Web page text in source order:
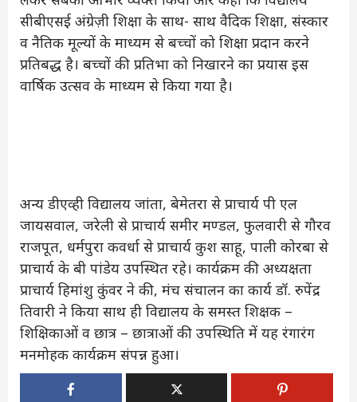
सीबीएसई अंग्रेज़ी शिक्षा के साथ- साथ वैदिक शिक्षा, संस्कार
व नैतिक मूल्यों के माध्यम से बच्चों को शिक्षा प्रदान करने
प्रतिबद्ध है। बच्चों की प्रतिभा को निखारने का प्रयास इस
वार्षिक उत्सव के माध्यम से किया गया है।
अन्य डीएव्ही विद्यालय जांता, बेमेतरा से प्राचार्य पी एल
जायसवाल, जरेली से प्राचार्य समीर मण्डल, फुलवारी से गौरव
राजपूत, धर्मपुरा कवर्धा से प्राचार्य कुश साहू, पाली कोरबा से
प्राचार्य के बी पांडेय उपस्थित रहे। कार्यक्रम की अध्यक्षता
प्राचार्य हिमांशु कुंवर ने की, मंच संचालन का कार्य डॉ. रुपेंद्र
तिवारी ने किया साथ ही विद्यालय के समस्त शिक्षक –
शिक्षिकाओं व छात्र – छात्राओं की उपस्थिति में यह रंगारंग
मनमोहक कार्यक्रम संपन्न हुआ।